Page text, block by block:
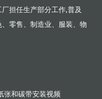
担任生产部分工作,普及
零售、制造业、服装、物
张和碳带安装视频